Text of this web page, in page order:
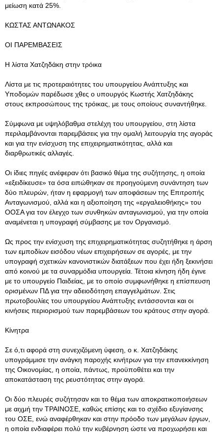
μείωση κατά 25%.
ΚΩΣΤΑΣ ΑΝΤΩΝΑΚΟΣ
ΟΙ ΠΑΡΕΜΒΑΣΕΙΣ
Η λίστα Χατζηδάκη στην τρόικα
Λίστα με τις προτεραιότητες του υπουργείου Ανάπτυξης και
Υποδομών παρέδωσε χθες ο υπουργός Κωστής Χατζηδάκης
στους εκπροσώπους της τρόικας, με τους οποίους συναντήθηκε.
Σύμφωνα με υψηλόβαθμα στελέχη του υπουργείου, στη λίστα
περιλαμβάνονται παρεμβάσεις για την ομαλή λειτουργία της αγοράς
και για την ενίσχυση της επιχειρηματικότητας, αλλά και
διαρθρωτικές αλλαγές.
Οι ίδιες πηγές ανέφεραν ότι βασικό θέμα της συζήτησης, η οποία
«εξειδίκευσε» τα όσα ειπώθηκαν σε προηγούμενη συνάντηση των
δύο πλευρών, ήταν η εφαρμογή των αποφάσεων της Επιτροπής
Ανταγωνισμού, αλλά και η αξιοποίηση της «εργαλειοθήκης» του
ΟΟΣΑ για τον έλεγχο των συνθηκών ανταγωνισμού, για την οποία
αναμένεται η υπογραφή σύμβασης με τον Οργανισμό.
Ως προς την ενίσχυση της επιχειρηματικότητας συζητήθηκε η άρση
των εμποδίων εισόδου νέων επιχειρήσεων σε αγορές, με την
υπογραφή σχετικών κανονιστικών διατάξεων που έχει ήδη ξεκινήσει
από κοινού με τα συναρμόδια υπουργεία. Τέτοια κίνηση ήδη έγινε
με το υπουργείο Παιδείας, με το οποίο συμφωνήθηκε η επίσπευση
ορισμένων ΠΔ για την αδειοδότηση επαγγελμάτων. Στις
πρωτοβουλίες του υπουργείου Ανάπτυξης εντάσσονται και οι
κινήσεις περιορισμού των παρεμβάσεων του κράτους στην αγορά.
Κίνητρα
Σε ό,τι αφορά στη συνεχιζόμενη ύφεση, ο κ. Χατζηδάκης
υπογράμμισε την ανάγκη παροχής κινήτρων για την επανεκκίνηση
της Οικονομίας, η οποία, πάντως, προϋποθέτει και την
αποκατάσταση της ρευστότητας στην αγορά.
Οι δύο πλευρές συζήτησαν και το θέμα των αποκρατικοποιήσεων
με αιχμή την ΤΡΑΙΝΟΣΕ, καθώς επίσης και το σχέδιο εξυγίανσης
του ΟΣΕ, ενώ αναφέρθηκαν και στην πρόοδο των μεγάλων έργων,
η οποία ενδιαφέρει πολύ την κυβέρνηση ώστε να προχωρήσει και